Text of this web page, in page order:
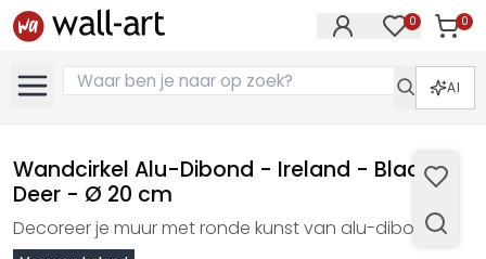
0 0
AI
Wandcirkel Alu-Dibond - Ireland - Black
Deer - Ø 20 cm
Decoreer je muur met ronde kunst van alu-dibond